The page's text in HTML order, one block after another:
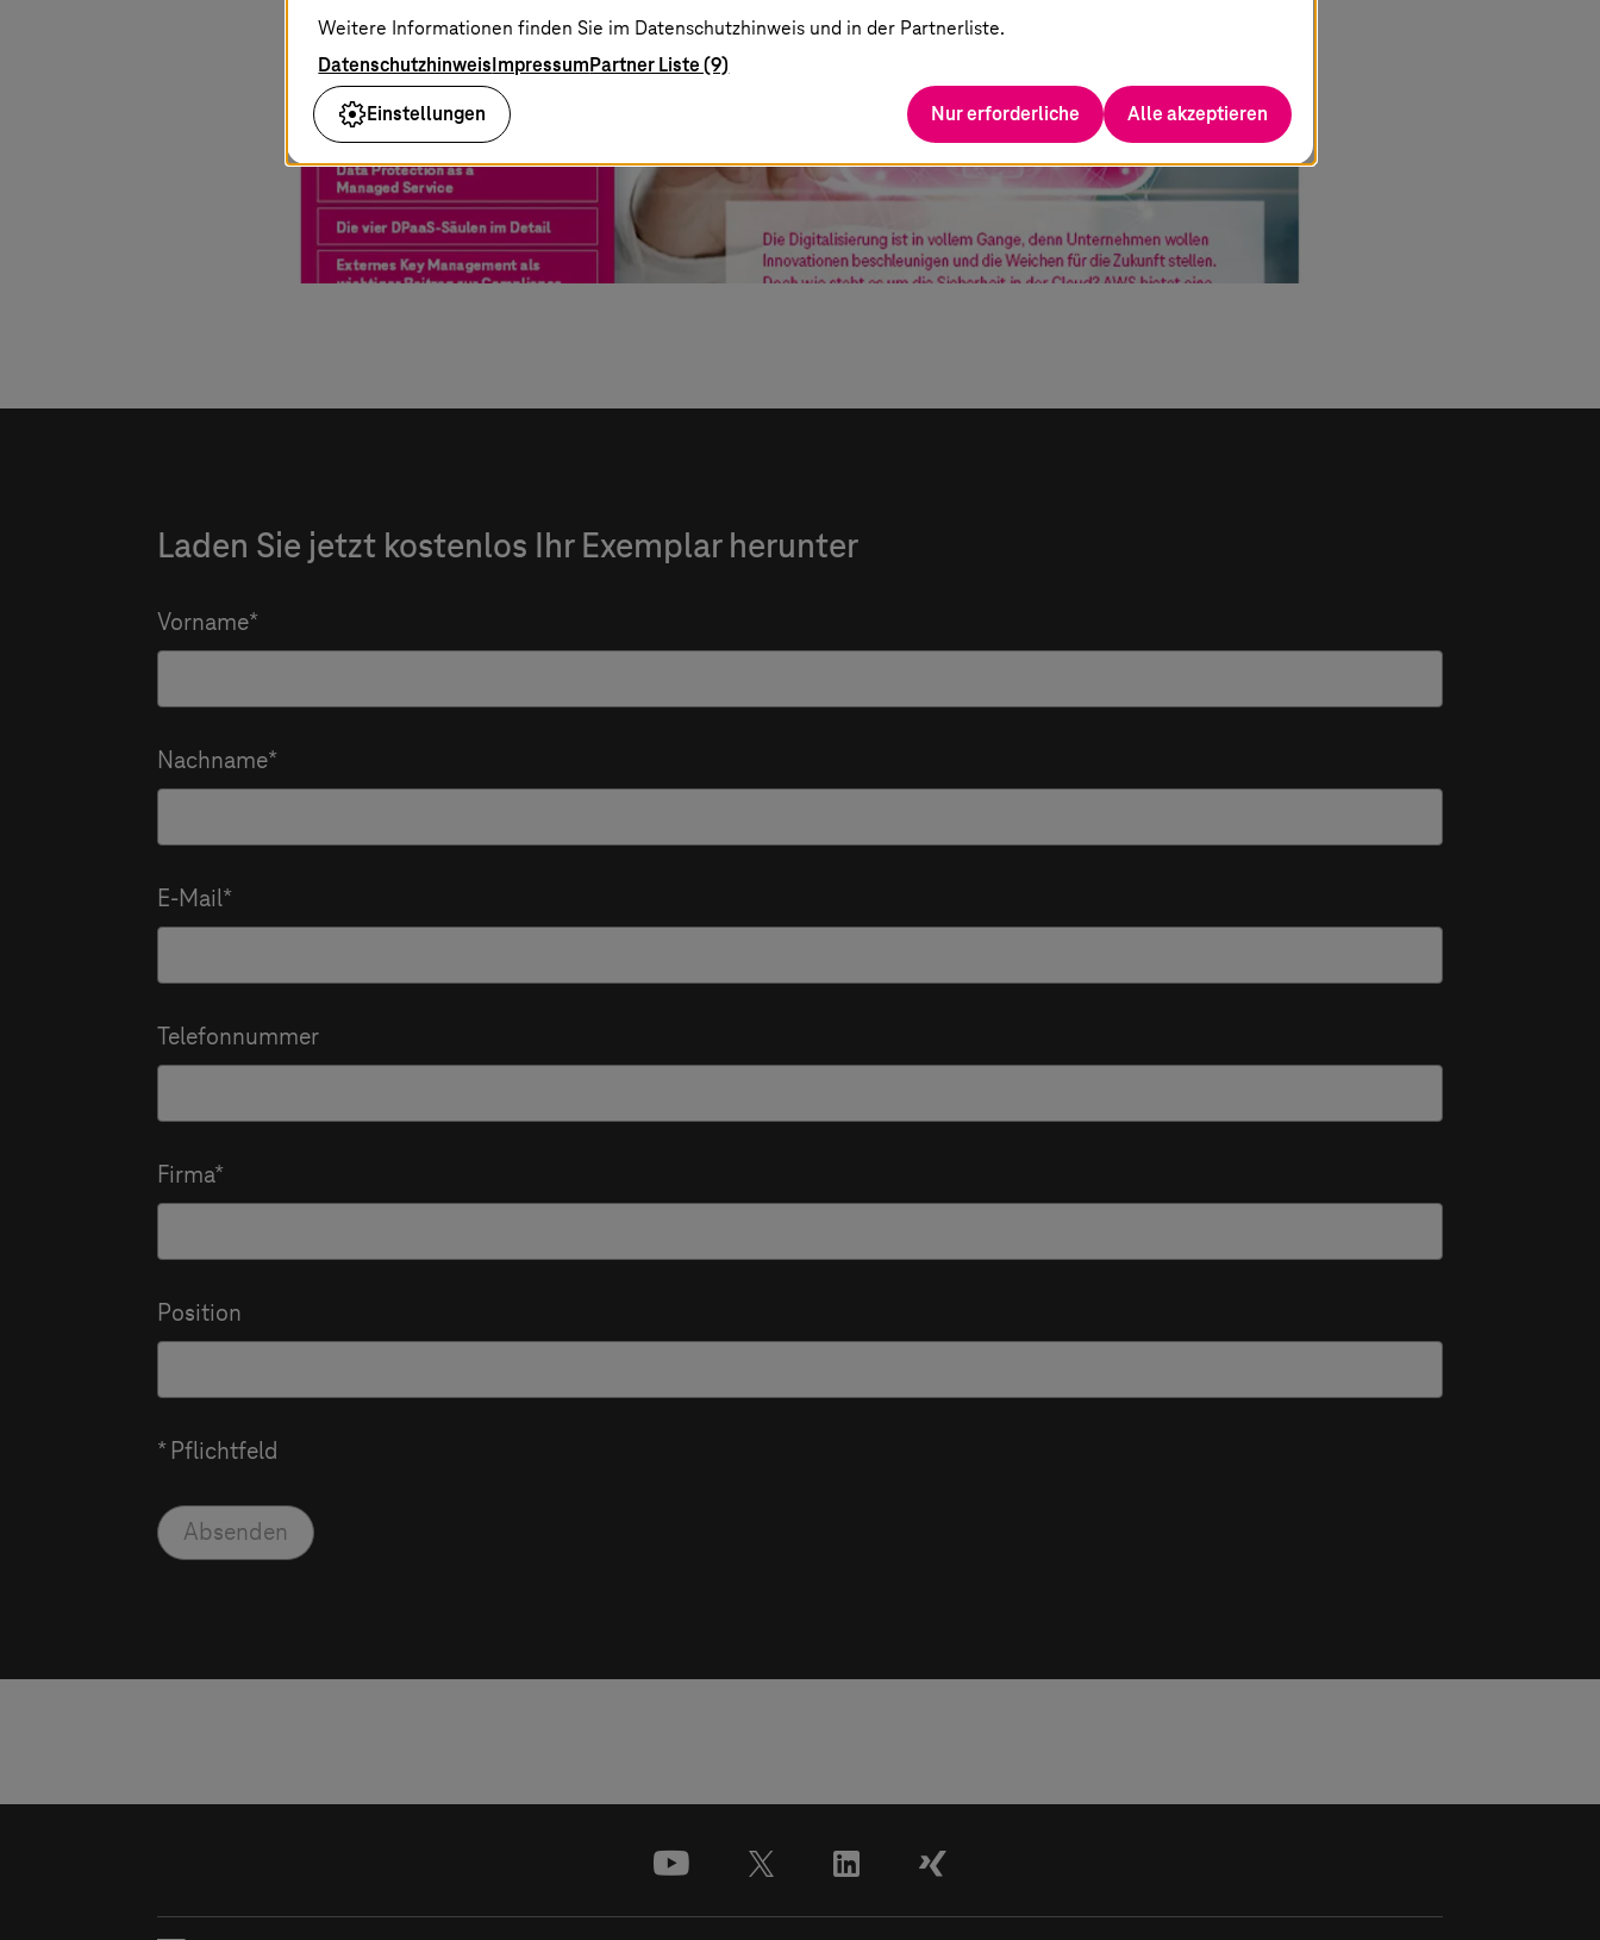
Laden Sie jetzt kostenlos Ihr Exemplar herunter
Vorname
Nachname
E-Mail
Telefonnummer
Firma
Position
* Pflichtfeld
Absenden
youtube linkedin
Weitere Informationen finden Sie im Datenschutzhinweis und in der Partnerliste.
DatenschutzhinweisImpressumPartner Liste (9)
Einstellungen
Nur erforderliche Alle akzeptieren